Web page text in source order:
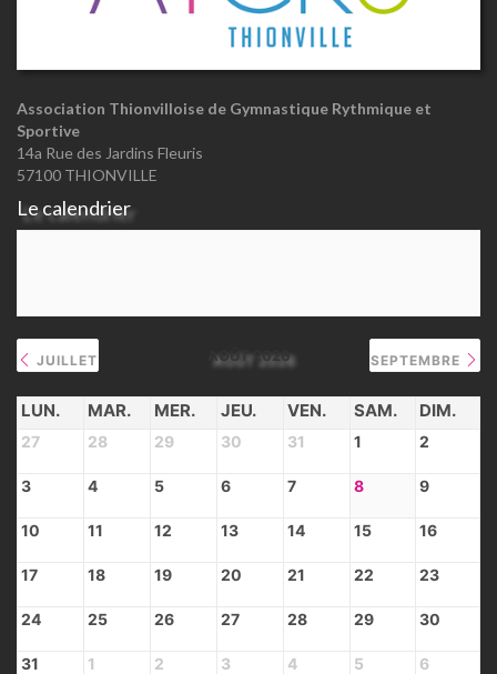
Association Thionvilloise de Gymnastique Rythmique et
Sportive
14a Rue des Jardins Fleuris
57100 THIONVILLE
Le calendrier
JUILLET AOÛT 2026 SEPTEMBRE
LUN. MAR. MER. JEU. VEN. SAM. DIM.
27 28 29 30 31 1 2
3 4 5 6 7 8 9
10 11 12 13 14 15 16
17 18 19 20 21 22 23
24 25 26 27 28 29 30
31 1 2 3 4 5 6